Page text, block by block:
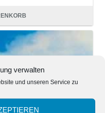
verwalten
und unseren Service zu